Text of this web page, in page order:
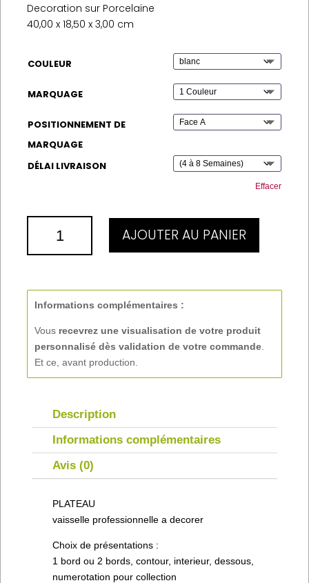
Decoration sur Porcelaine
40,00 x 18,50 x 3,00 cm
COULEUR
MARQUAGE
POSITIONNEMENT DE
MARQUAGE
DÉLAI LIVRAISON
Effacer
PLATEAU
AJOUTER AU PANIER
Informations complémentaires :
Vous recevrez une visualisation de votre produit
personnalisé dès validation de votre commande
Et ce, avant production.
Description
Informations complémentaires
Avis (0)
PLATEAU
vaisselle professionnelle a decorer
Choix de présentations :
1 bord ou 2 bords, contour, interieur, dessous,
numerotation pour collection